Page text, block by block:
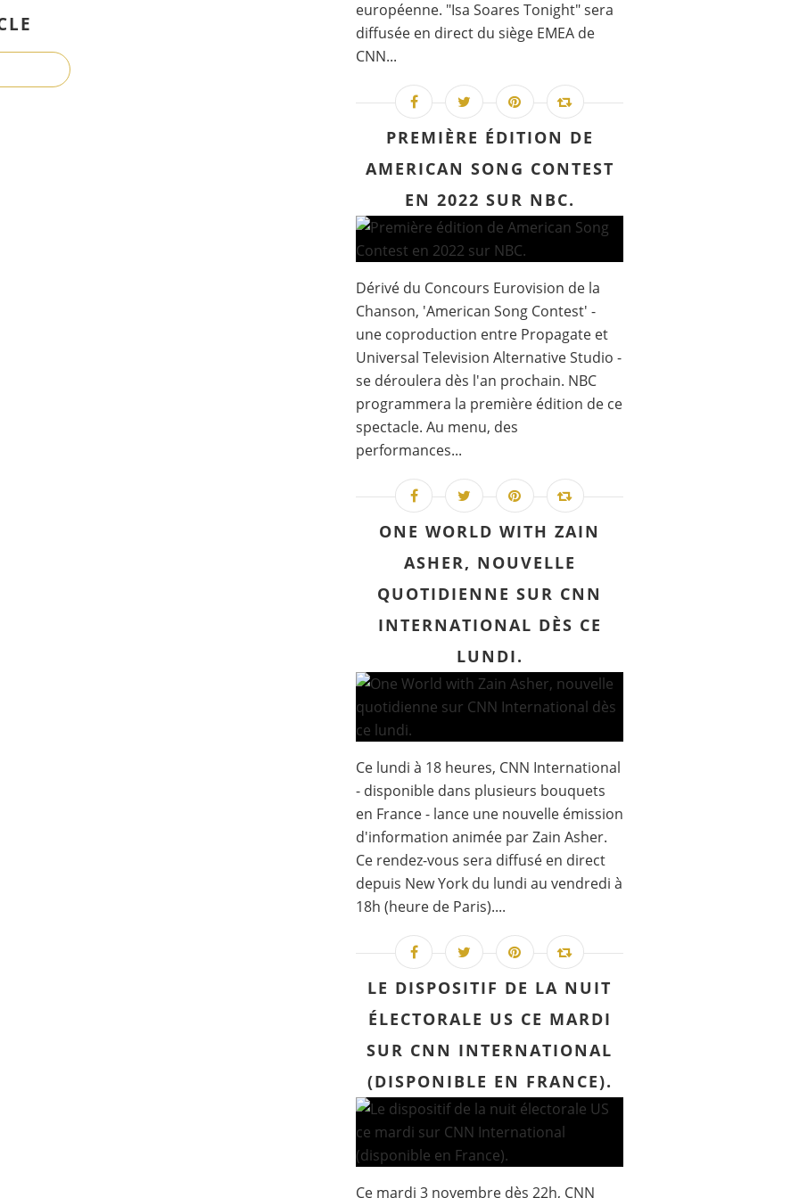
européenne. "Isa Soares Tonight" sera
diffusée en direct du siège EMEA de
CNN...
PREMIÈRE ÉDITION DE
AMERICAN SONG CONTEST
EN 2022 SUR NBC.
Dérivé du Concours Eurovision de la
Chanson, 'American Song Contest' -
une coproduction entre Propagate et
Universal Television Alternative Studio -
se déroulera dès l'an prochain. NBC
programmera la première édition de ce
spectacle. Au menu, des
performances...
ONE WORLD WITH ZAIN
ASHER, NOUVELLE
QUOTIDIENNE SUR CNN
INTERNATIONAL DÈS CE
LUNDI.
Ce lundi à 18 heures, CNN International
- disponible dans plusieurs bouquets
en France - lance une nouvelle émission
d'information animée par Zain Asher.
Ce rendez-vous sera diffusé en direct
depuis New York du lundi au vendredi à
18h (heure de Paris)....
LE DISPOSITIF DE LA NUIT
ÉLECTORALE US CE MARDI
SUR CNN INTERNATIONAL
(DISPONIBLE EN FRANCE).
Ce mardi 3 novembre dès 22h, CNN